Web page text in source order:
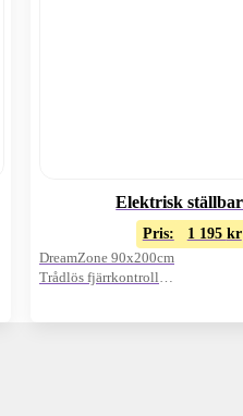
Elektrisk
Pris: 1 195 kr
DreamZone 90x200cm
Trådlös fjärrkontroll